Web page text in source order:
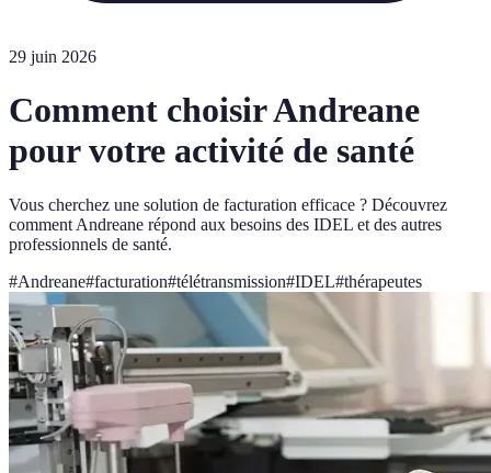
29 juin 2026
Comment choisir Andreane
pour votre activité de santé
Vous cherchez une solution de facturation efficace ? Découvrez
comment Andreane répond aux besoins des IDEL et des autres
professionnels de santé.
#Andreane#facturation#télétransmission#IDEL#thérapeutes